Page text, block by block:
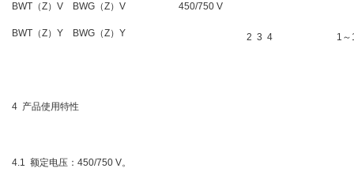
BWT（Z）V BWG（Z）V
BWT（Z）Y BWG（Z）Y
450/750 V
2 3 4 1
4 产品使用特性
4.1 额定电压：450/750 V。